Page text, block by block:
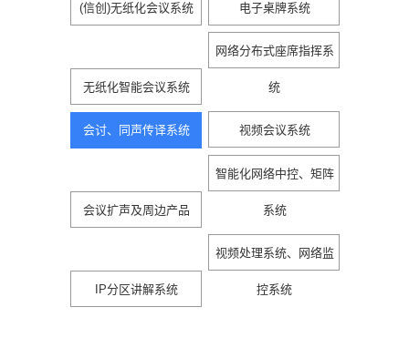
(信创)无纸化会议系统 电子桌牌系统
无纸化智能会议系统
网络分布式座席指挥系
统
会讨、同声传译系统 视频会议系统
会议扩声及周边产品
智能化网络中控、矩阵
系统
IP分区讲解系统
视频处理系统、网络监
控系统